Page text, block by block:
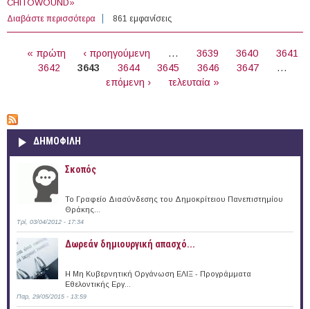
CHITOWOUND»
Διαβάστε περισσότερα για 2 άτομα με Σύμβαση Εργασίας στο Ινστιτούτο
Μοριακής Βιολογίας και Βιοτεχνολογίας του ΙΤΕ
861 εμφανίσεις
« πρώτη ‹ προηγούμενη … 3639 3640
3641
3642
3643 3644 3645 3646 3647
…
επόμενη ›
τελευταία »
ΔΗΜΟΦΙΛΗ
Σκοπός
Το Γραφείο Διασύνδεσης του Δημοκρίτειου Πανεπιστημίου
Θράκης...
Τρί, 03/04/2012 - 17:34
Δωρεάν δημιουργική απασχό...
Η Μη Κυβερνητική Οργάνωση ΕΛΙΞ - Προγράμματα
Εθελοντικής Εργ...
Παρ, 29/05/2015 - 13:59